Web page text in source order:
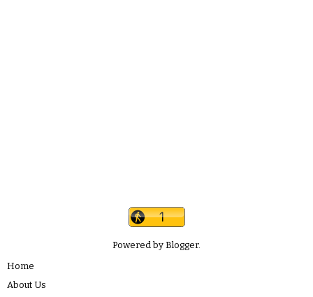
Powered by Blogger.
Home
About Us